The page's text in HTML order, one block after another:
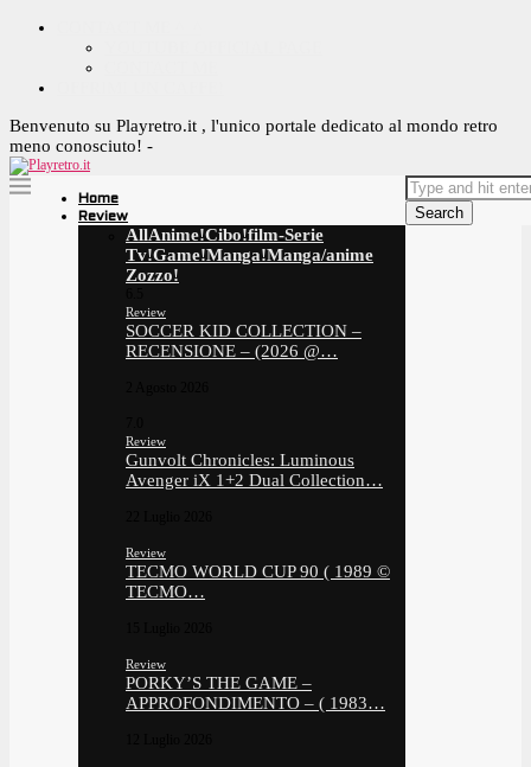
Benvenuto su Playretro.it , l'unico portale dedicato al mondo retro
meno conosciuto! -
Home
Review
AllAnime!Cibo!film-Serie
Tv!Game!Manga!Manga/anime
Zozzo!
Review
SOCCER KID COLLECTION –
RECENSIONE – (2026 @…
Review
Gunvolt Chronicles: Luminous
Avenger iX 1+2 Dual Collection…
Review
TECMO WORLD CUP 90 ( 1989 ©
TECMO…
Review
PORKY’S THE GAME –
APPROFONDIMENTO – ( 1983…
Search